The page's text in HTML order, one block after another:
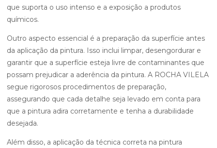
que suporta o uso intenso e a exposição a produtos
químicos.
Outro aspecto essencial é a preparação da superfície antes
da aplicação da pintura. Isso inclui limpar, desengordurar e
garantir que a superfície esteja livre de contaminantes que
possam prejudicar a aderência da pintura. A ROCHA VILELA
segue rigorosos procedimentos de preparação,
assegurando que cada detalhe seja levado em conta para
que a pintura adira corretamente e tenha a durabilidade
desejada.
Além disso, a aplicação da técnica correta na pintura